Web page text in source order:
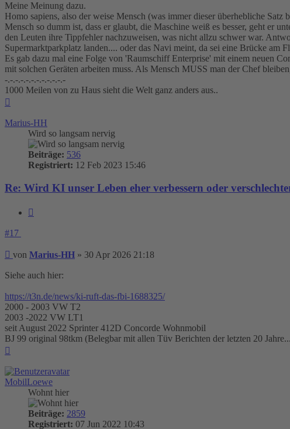
Meine Meinung dazu.
Homo sapiens, also der weise Mensch (was immer dieser überhebliche
Mensch so dumm ist, dass er glaubt, die Maschine weiß es besser, geht er
den Leuten ihre Tippfehler nachzuweisen, was nicht allzu schwer war.
Supermarktparkplatz landen.... oder das Navi meint, da sei eine Brücke am
Es gab dazu mal eine Folge von 'Raumschiff Enterprise' mit einem neuen
mit solchen Geräten arbeiten muss. Als Mensch MUSS man der Chef
-.-.-.-.-.-.-.-.-.-.-.-
1000 Meilen von zu Haus sieht die Welt ganz anders aus..
Marius-HH
Wird so langsam nervig
Beiträge: 536
Registriert: 12 Feb 2023 15:46
Re: Wird KI unser Leben eher verbessern oder
#17
Beitrag
von Marius-HH » 30 Apr 2026 21:18
Siehe auch hier:
https://t3n.de/news/ki-ruft-das-fbi-1688325/
2000 - 2003 VW T2
2003 -2022 VW LT1
seit August 2022 Sprinter 412D Concorde Wohnmobil
BJ 99 original 98tkm (Belegbar mit allen Tüv Berichten der letzten 20
MobilLoewe
Wohnt hier
Beiträge: 2859
Registriert: 07 Jun 2022 10:43